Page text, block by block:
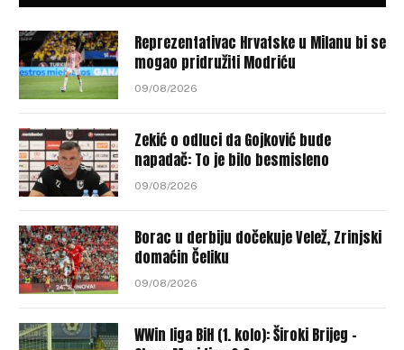
Reprezentativac Hrvatske u Milanu bi se
mogao pridružiti Modriću
09/08/2026
Zekić o odluci da Gojković bude
napadač: To je bilo besmisleno
09/08/2026
Borac u derbiju dočekuje Velež, Zrinjski
domaćin Čeliku
09/08/2026
WWin liga BiH (1. kolo): Široki Brijeg –